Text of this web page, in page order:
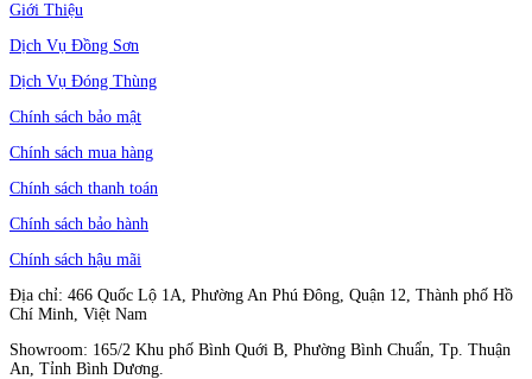
Giới Thiệu
Dịch Vụ Đồng Sơn
Dịch Vụ Đóng Thùng
Chính sách bảo mật
Chính sách mua hàng
Chính sách thanh toán
Chính sách bảo hành
Chính sách hậu mãi
Địa chỉ: 466 Quốc Lộ 1A, Phường An Phú Đông, Quận 12, Thành phố Hồ
Chí Minh, Việt Nam
Showroom: 165/2 Khu phố Bình Quới B, Phường Bình Chuẩn, Tp. Thuận
An, Tỉnh Bình Dương.